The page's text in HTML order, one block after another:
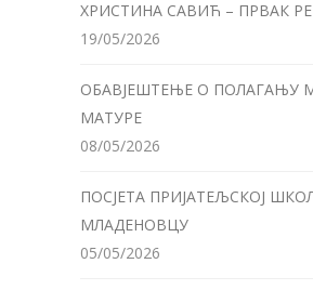
ХРИСТИНА САВИЋ – ПРВАК
19/05/2026
ОБАВЈЕШТЕЊЕ О ПОЛАГАЊУ
МАТУРЕ
08/05/2026
ПОСЈЕТА ПРИЈАТЕЉСКОЈ
МЛАДЕНОВЦУ
05/05/2026